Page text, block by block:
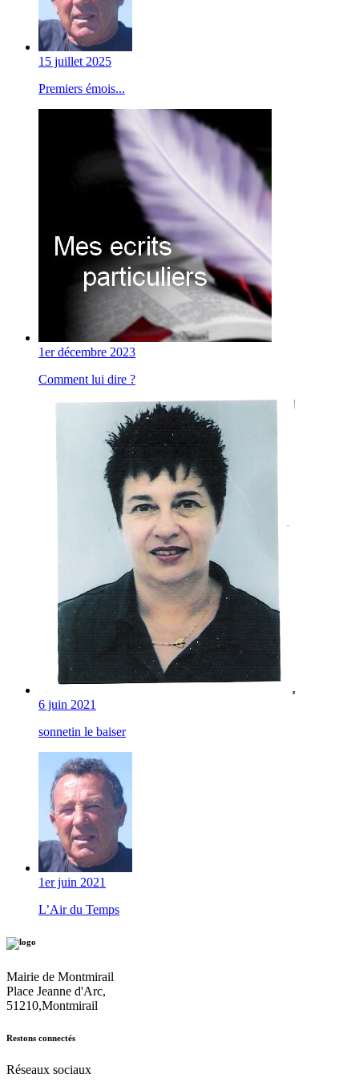
15 juillet 2025
Premiers émois...
1er décembre 2023
Comment lui dire ?
6 juin 2021
sonnetin le baiser
1er juin 2021
L’Air du Temps
Mairie de Montmirail
Place Jeanne d'Arc,
51210,Montmirail
Restons connectés
Réseaux sociaux